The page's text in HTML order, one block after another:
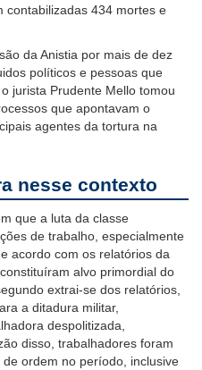
contabilizadas 434 mortes e
da Anistia por mais de dez
políticos e pessoas que
jurista Prudente Mello tomou
que apontavam o
agentes da tortura na
nesse contexto
que a luta da classe
de trabalho, especialmente
acordo com os relatórios da
alvo primordial do
extrai-se dos relatórios,
a ditadura militar,
despolitizada,
disso, trabalhadores foram
ordem no período, inclusive